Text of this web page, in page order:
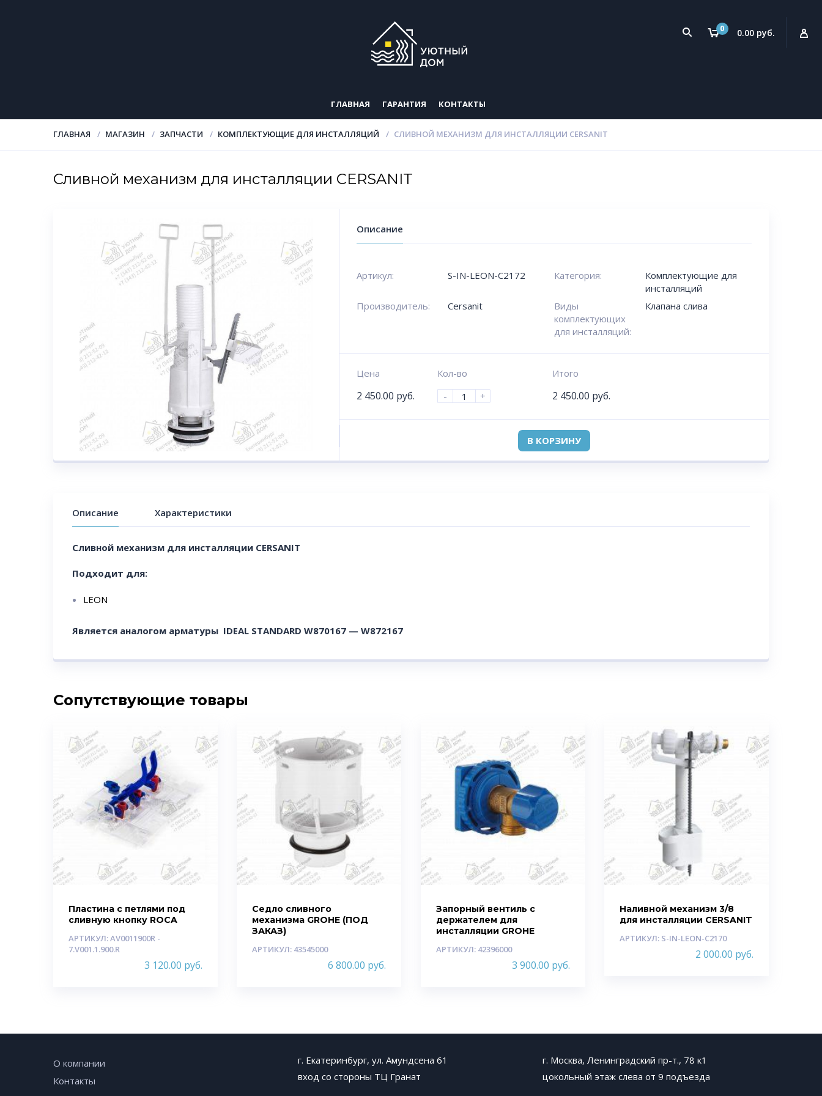
0 0.00 руб.
ГЛАВНАЯ ГАРАНТИЯ КОНТАКТЫ
ГЛАВНАЯ МАГАЗИН ЗАПЧАСТИ КОМПЛЕКТУЮЩИЕ ДЛЯ ИНСТАЛЛЯЦИЙ СЛИВНОЙ МЕХАНИЗМ ДЛЯ ИНСТАЛЛЯЦИИ CERSANIT
Сливной механизм для инсталляции CERSANIT
Описание
Артикул: S-IN-LEON-C2172 Категория:
Комплектующие для
инсталляций
Производитель:
Cersanit
Виды
комплектующих
для инсталляций:
Клапана слива
Цена
2 450.00 руб.
Кол-во
-
+
Итого
2 450.00 руб.
В КОРЗИНУ
Описание Характеристики
Сливной механизм для инсталляции CERSANIT
Подходит для:
LEON
Является аналогом арматуры IDEAL STANDARD W870167 — W872167
Сопутствующие товары
Пластина с петлями под
сливную кнопку ROCA
АРТИКУЛ: AV0011900R -
7.V001.1.900.R
3 120.00 руб.
Седло сливного
механизма GROHE (ПОД
ЗАКАЗ)
АРТИКУЛ: 43545000
6 800.00 руб.
Запорный вентиль с
держателем для
инсталляции GROHE
АРТИКУЛ: 42396000
3 900.00 руб.
Наливной механизм 3/8
для инсталляции CERSANIT
АРТИКУЛ: S-IN-LEON-C2170
2 000.00 руб.
О компании
Контакты
г. Екатеринбург, ул. Амундсена 61
вход со стороны ТЦ Гранат
г. Москва, Ленинградский пр-т., 78 к1
цокольный этаж слева от 9 подъезда